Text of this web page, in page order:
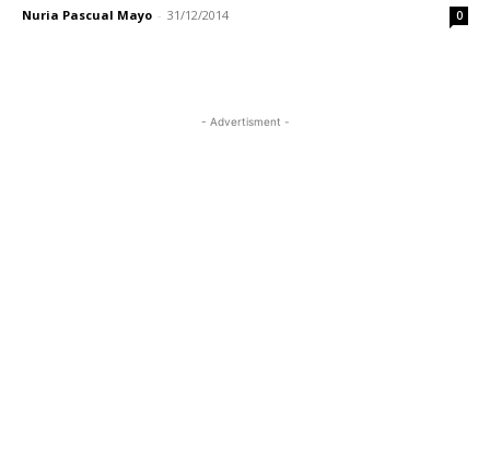
Nuria Pascual Mayo - 31/12/2014 0
- Advertisment -